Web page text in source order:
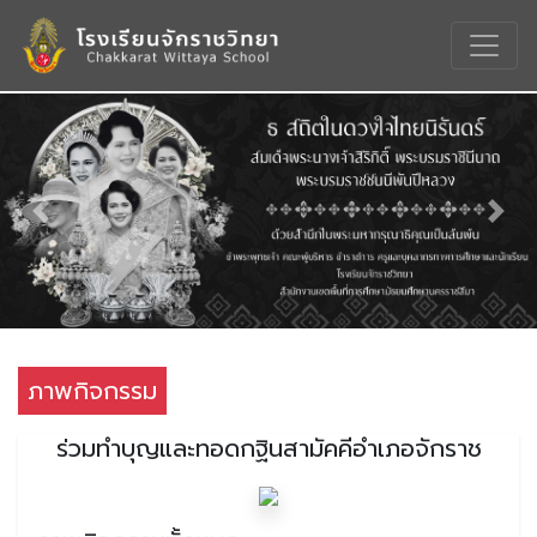
Previous Next
ภาพกิจกรรม
ร่วมทำบุญและทอดกฐินสามัคคีอำเภอจักราช